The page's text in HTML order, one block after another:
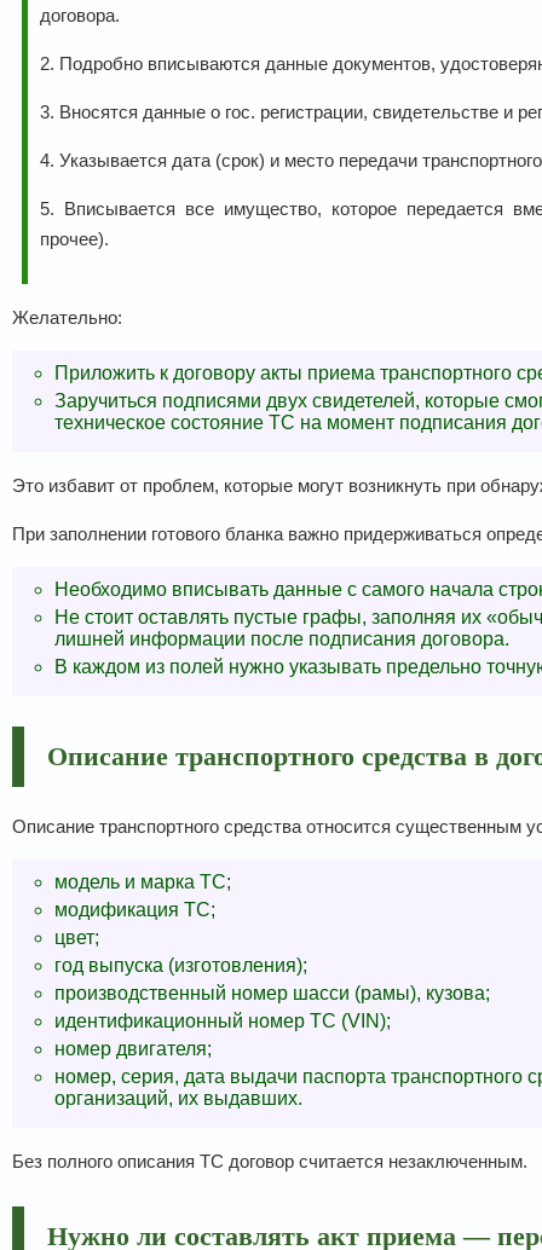
договора.
2. Подробно вписываются данные документов,
3. Вносятся данные о гос. регистрации, свидетельстве и
4. Указывается дата (срок) и место передачи
5. Вписывается все имущество, которое передается
прочее).
Желательно:
Приложить к договору акты приема транспортного
Заручиться подписями двух свидетелей, которые
техническое состояние ТС на момент подписания
Это избавит от проблем, которые могут возникнуть при
При заполнении готового бланка важно придерживаться
Необходимо вписывать данные с самого начала
Не стоит оставлять пустые графы, заполняя их
лишней информации после подписания договора.
В каждом из полей нужно указывать предельно
Описание транспортного средства в
Описание транспортного средства относится
модель и марка ТС;
модификация ТС;
цвет;
год выпуска (изготовления);
производственный номер шасси (рамы), кузова;
идентификационный номер ТС (VIN);
номер двигателя;
номер, серия, дата выдачи паспорта транспортного
организаций, их выдавших.
Без полного описания ТС договор считается незаключенным.
Нужно ли составлять акт приема —